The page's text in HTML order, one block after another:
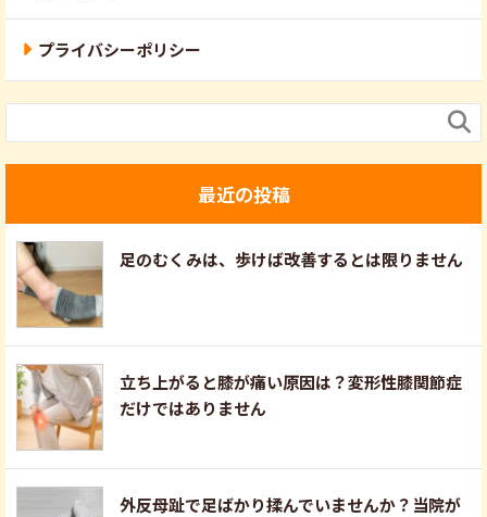
プライバシーポリシー

最近の投稿
足のむくみは、歩けば改善するとは限りません
立ち上がると膝が痛い原因は？変形性膝関節症
だけではありません
外反母趾で足ばかり揉んでいませんか？当院が